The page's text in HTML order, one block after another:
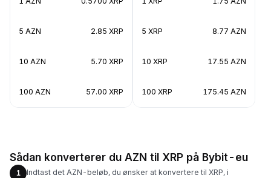
5 AZN 2.85 XRP
10 AZN 5.70 XRP
100 AZN 57.00 XRP
5 XRP 8.77 AZN
10 XRP 17.55 AZN
100 XRP 175.45 AZN
Sådan konverterer du AZN til XRP på Bybit-eu
1
Indtast det AZN-beløb, du ønsker at konvertere til XRP, i